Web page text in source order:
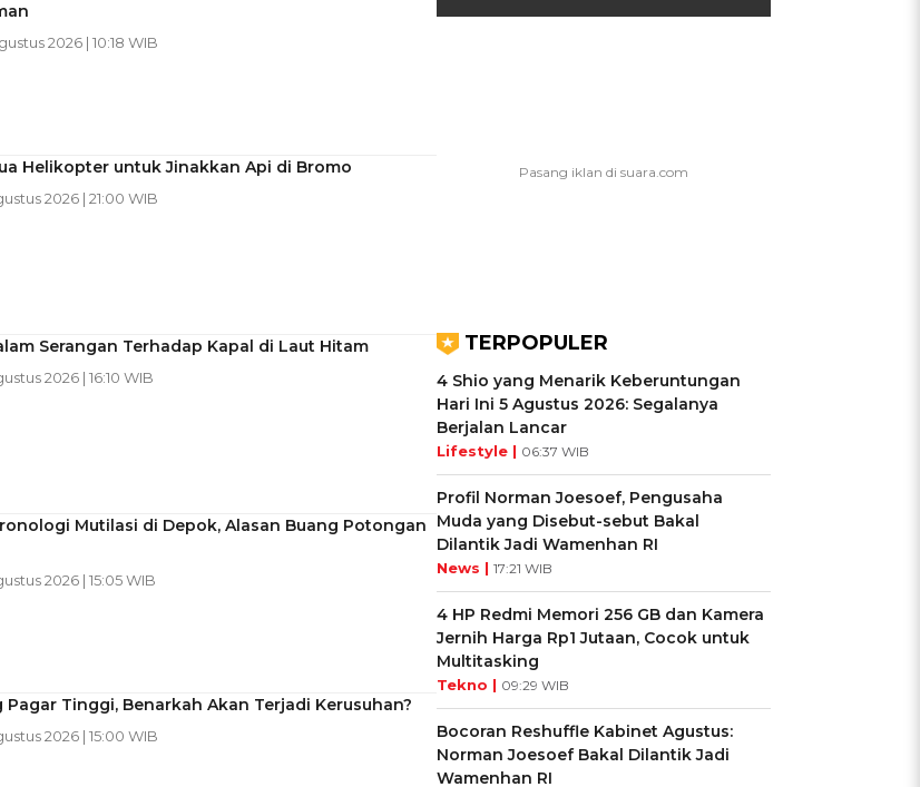
2026 | 10:18 WIB
Helikopter untuk Jinakkan Api di Bromo
2026 | 21:00 WIB
Serangan Terhadap Kapal di Laut Hitam
2026 | 16:10 WIB
Mutilasi di Depok, Alasan Buang Potongan
2026 | 15:05 WIB
Pagar Tinggi, Benarkah Akan Terjadi Kerusuhan?
2026 | 15:00 WIB
TERPOPULER
4 Shio yang Menarik Keberuntungan
Hari Ini 5 Agustus 2026: Segalanya
Berjalan Lancar
Lifestyle | 06:37 WIB
Profil Norman Joesoef, Pengusaha
Muda yang Disebut-sebut Bakal
Dilantik Jadi Wamenhan RI
News | 17:21 WIB
4 HP Redmi Memori 256 GB dan Kamera
Jernih Harga Rp1 Jutaan, Cocok untuk
Multitasking
Tekno | 09:29 WIB
Bocoran Reshuffle Kabinet Agustus:
Norman Joesoef Bakal Dilantik Jadi
Wamenhan RI